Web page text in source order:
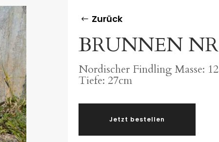
Zurück
BRUNNEN
Nordischer Findling Masse:
Tiefe: 27cm
Jetzt bestellen